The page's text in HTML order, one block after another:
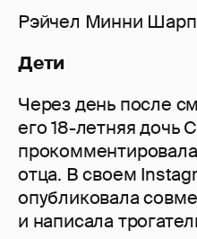
Рэйчел Минни
Дети
Через день после
его 18-летняя дочь
отца. В своем
опубликовала
и написала